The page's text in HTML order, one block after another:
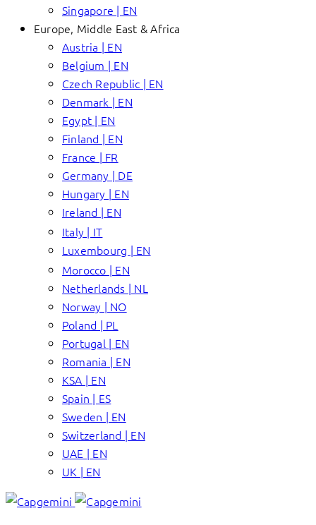
Singapore | EN
Europe, Middle East & Africa
Austria | EN
Belgium | EN
Czech Republic | EN
Denmark | EN
Egypt | EN
Finland | EN
France | FR
Germany | DE
Hungary | EN
Ireland | EN
Italy | IT
Luxembourg | EN
Morocco | EN
Netherlands | NL
Norway | NO
Poland | PL
Portugal | EN
Romania | EN
KSA | EN
Spain | ES
Sweden | EN
Switzerland | EN
UAE | EN
UK | EN